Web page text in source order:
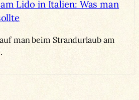
man beim Strandurlaub am